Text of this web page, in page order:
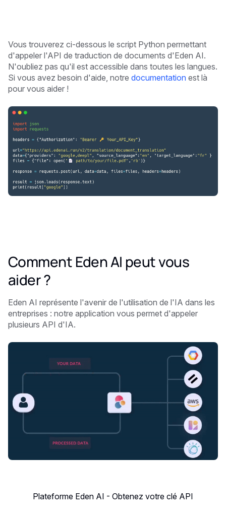
Vous trouverez ci-dessous le script Python permettant
d'appeler l'API de traduction de documents d'Eden AI.
N'oubliez pas qu'il est accessible dans toutes les langues.
Si vous avez besoin d'aide, notre documentation est là
pour vous aider !
Comment Eden AI peut vous
aider ?
Eden AI représente l'avenir de l'utilisation de l'IA dans les
entreprises : notre application vous permet d'appeler
plusieurs API d'IA.
Plateforme Eden AI - Obtenez votre clé API